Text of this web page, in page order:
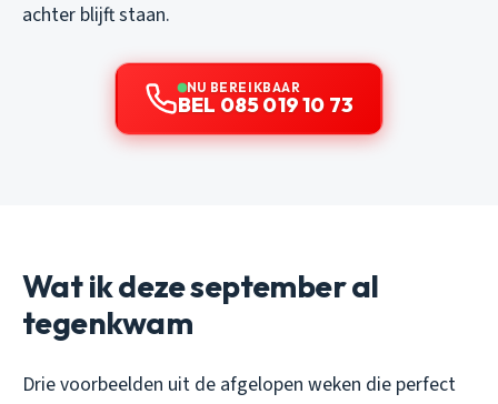
achter blijft staan.
NU BEREIKBAAR
BEL 085 019 10 73
Wat ik deze september al
tegenkwam
Drie voorbeelden uit de afgelopen weken die perfect